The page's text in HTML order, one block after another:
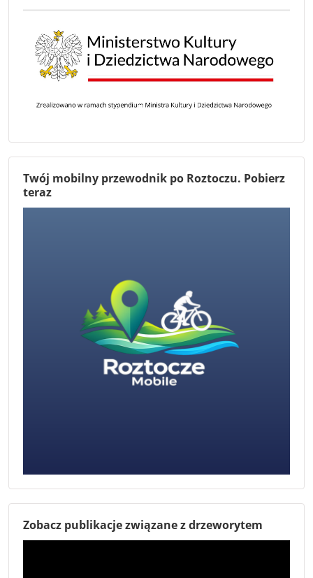
Twój mobilny przewodnik po Roztoczu. Pobierz
teraz
Zobacz publikacje związane z drzeworytem